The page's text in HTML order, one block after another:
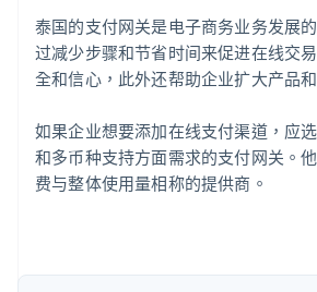
泰国的支付网关是电子商务业务发展
过减少步骤和节省时间来促进在线交
全和信心，此外还帮助企业扩大产品
如果企业想要添加在线支付渠道，应
和多币种支持方面需求的支付网关。
费与整体使用量相称的提供商。
English
奥地利
DeutschEnglish
澳大利亚
巴西
PortuguêsEnglish
保加利亚
English